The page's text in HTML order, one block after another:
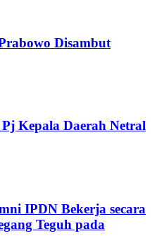
Disambut
Kepala Daerah Netral
IPDN Bekerja secara
Teguh pada